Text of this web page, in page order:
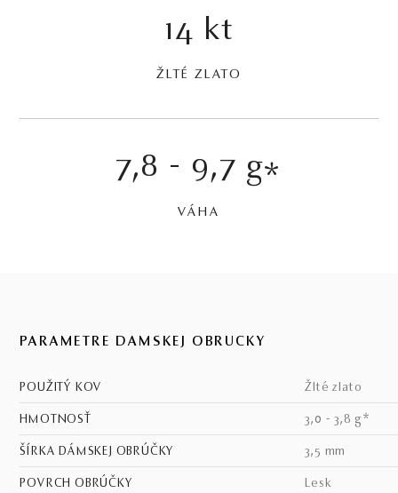
14 kt
ŽLTÉ ZLATO
7,8 - 9,7 g*
VÁHA
PARAMETRE DÁMSKEJ OBRÚČKY
POUŽITÝ KOV žlté zlato
HMOTNOSŤ 3,0 - 3,8 g*
ŠÍRKA DÁMSKEJ OBRÚČKY 3,5 mm
POVRCH OBRÚČKY lesk